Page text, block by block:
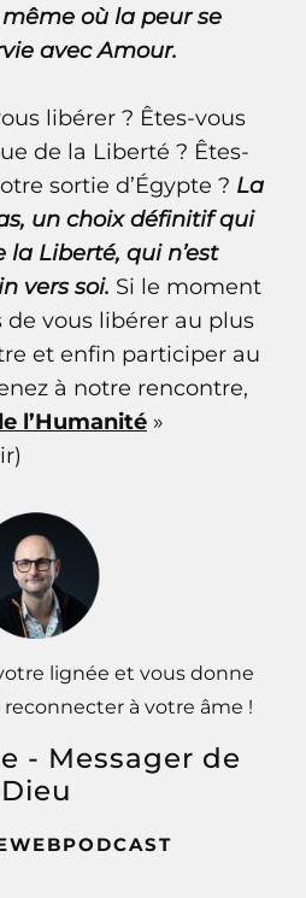
où la peur se
avec Amour.
libérer ? Êtes-vous
de la Liberté ? Êtes-
sortie d’Égypte ? La
un choix définitif qui
Liberté, qui n’est
vers soi. Si le moment
vous libérer au plus
et enfin participer au
à notre rencontre,
l’Humanité »
lignée et vous donne
à votre âme !
- Messager de
Dieu
WEBPODCAST